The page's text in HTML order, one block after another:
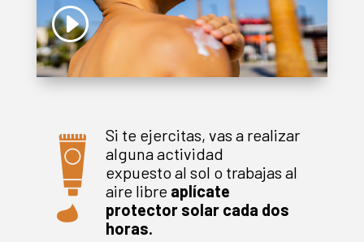
Si te ejercitas, vas a realizar
alguna actividad
expuesto al sol o trabajas al
aire libre aplícate
protector solar cada dos
horas.